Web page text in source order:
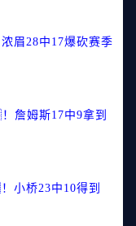
28中17爆砍赛季
詹姆斯17中9拿到
小桥23中10得到